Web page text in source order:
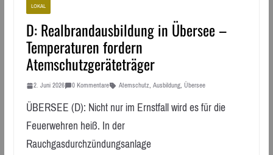
LOKAL
D: Realbrandausbildung in Übersee –
Temperaturen fordern
Atemschutzgeräteträger
2. Juni 2026 0 Kommentare Atemschutz, Ausbildung, Übersee
ÜBERSEE (D): Nicht nur im Ernstfall wird es für die
Feuerwehren heiß. In der
Rauchgasdurchzündungsanlage